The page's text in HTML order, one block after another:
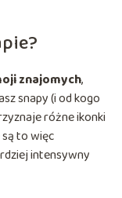
znajomych,
snapy (i od kogo
różne ikonki
to więc
intensywny